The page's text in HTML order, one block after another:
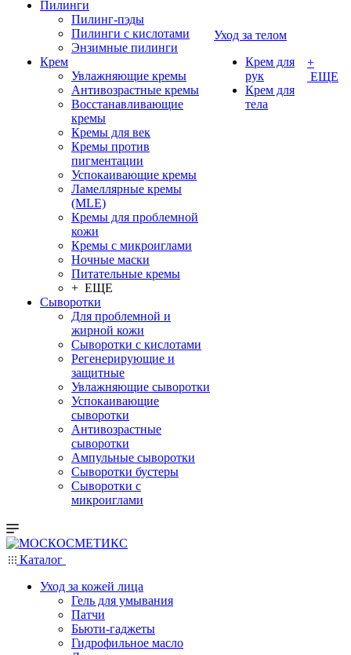
Пилинги
Пилинг-пэды
Пилинги с кислотами
Энзимные пилинги
Крем
Увлажняющие кремы
Антивозрастные кремы
Восстанавливающие
кремы
Кремы для век
Кремы против
пигментации
Успокаивающие кремы
Ламеллярные кремы
(MLE)
Кремы для проблемной
кожи
Кремы с микроиглами
Ночные маски
Питательные кремы
+ ЕЩЕ
Сыворотки
Для проблемной и
жирной кожи
Сыворотки с кислотами
Регенерирующие и
защитные
Увлажняющие сыворотки
Успокаивающие
сыворотки
Антивозрастные
сыворотки
Ампульные сыворотки
Сыворотки бустеры
Сыворотки с
микроиглами
Уход за телом
Крем для
рук
Крем для
тела
+
ЕЩЕ
Каталог
Уход за кожей лица
Гель для умывания
Патчи
Бьюти-гаджеты
Гидрофильное масло